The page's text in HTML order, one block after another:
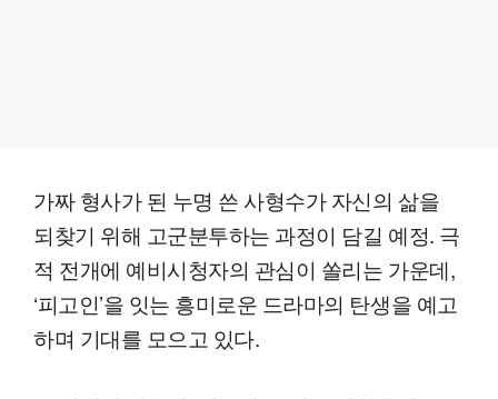
가짜 형사가 된 누명 쓴 사형수가 자신의 삶을
되찾기 위해 고군분투하는 과정이 담길 예정. 극
적 전개에 예비시청자의 관심이 쏠리는 가운데,
‘피고인’을 잇는 흥미로운 드라마의 탄생을 예고
하며 기대를 모으고 있다.